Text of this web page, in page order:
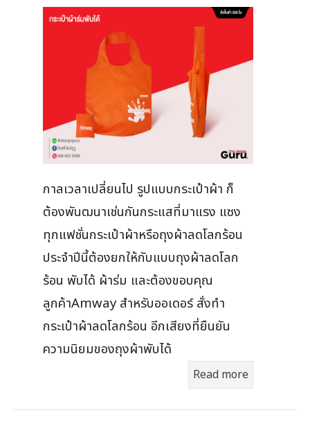
กาลเวลาเปลี่ยนไป รูปแบบกระเป๋าผ้า ก็
ต้องพันฒนาเช่นกันกระแสที่มาแรง แซง
ทุกแฟชั่นกระเป๋าผ้าหรือถุงผ้าลดโลกร้อน
ประจำปีนี้ต้องยกให้กับแบบถุงผ้าลดโลก
ร้อน พับได้ ผ้าร่ม และต้องขอบคุณ
ลูกค้าAmway สำหรับออเดอร์ สั่งทำ
กระเป๋าผ้าลดโลกร้อน อีกเสียงที่ยืนยัน
ความนิยมของถุงผ้าพับได้
Read more